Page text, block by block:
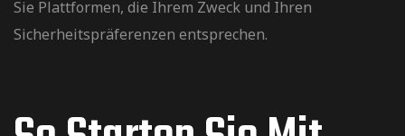
Sie Plattformen, die Ihrem Zweck und Ihren
Sicherheitspräferenzen entsprechen.